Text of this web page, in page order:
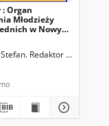
Redaktor naczelny
: Organ
Młodzieży
w Nowym
Redaktor naczelny